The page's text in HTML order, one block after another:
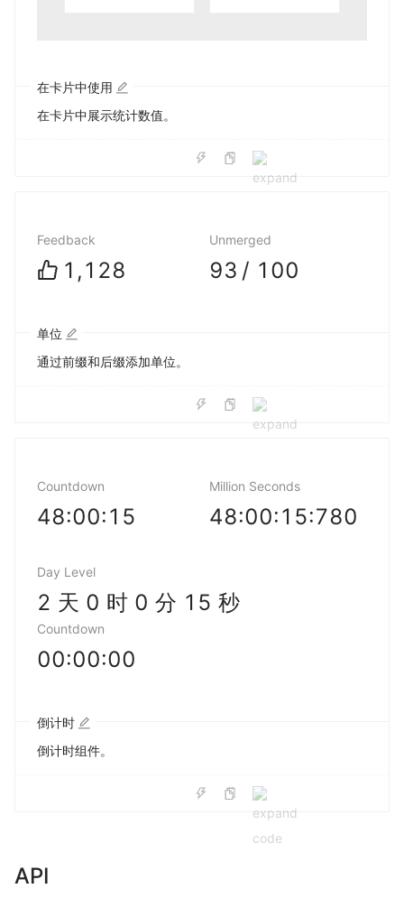
在卡片中使用
在卡片中展示统计数值。
Feedback
1,128
Unmerged
93 / 100
单位
通过前缀和后缀添加单位。
Countdown
48:00:14
Million Seconds
48:00:14:889
Day Level
2 天 0 时 0 分 14 秒
Countdown
00:00:00
倒计时
倒计时组件。
API